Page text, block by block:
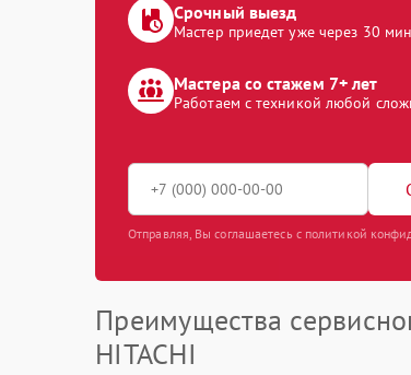
Срочный выезд
Мастер приедет уже через 30
Мастера со стажем 7+ лет
Работаем с техникой любой
Отправляя, Вы соглашаетесь с политикой
Преимущества
HITACHI